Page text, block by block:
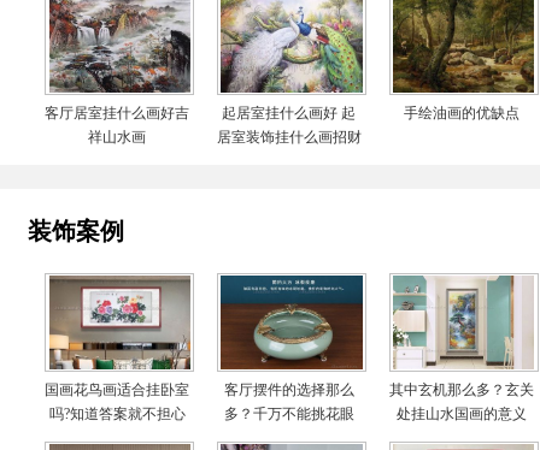
客厅居室挂什么画好吉
祥山水画
起居室挂什么画好 起
居室装饰挂什么画招财
手绘油画的优缺点
装饰案例
国画花鸟画适合挂卧室
吗?知道答案就不担心
客厅摆件的选择那么
多？千万不能挑花眼
其中玄机那么多？玄关
处挂山水国画的意义